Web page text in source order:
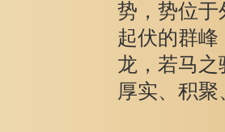
势，势位于
起伏的群
龙，若马
厚实、积